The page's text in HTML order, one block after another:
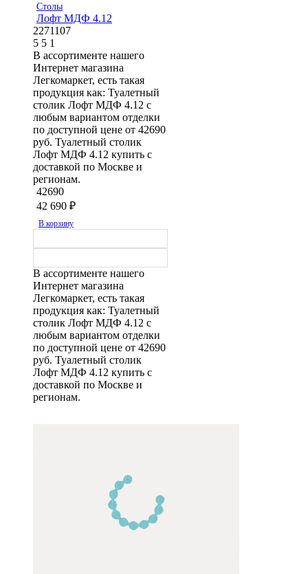
Столы
Лофт МДФ 4.12
2271107
5 5 1
В ассортименте нашего
Интернет магазина
Легкомаркет, есть такая
продукция как: Туалетный
столик Лофт МДФ 4.12 с
любым вариантом отделки
по доступной цене от 42690
руб. Туалетный столик
Лофт МДФ 4.12 купить с
доставкой по Москве и
регионам.
42690
42 690 ₽
В корзину
В ассортименте нашего
Интернет магазина
Легкомаркет, есть такая
продукция как: Туалетный
столик Лофт МДФ 4.12 с
любым вариантом отделки
по доступной цене от 42690
руб. Туалетный столик
Лофт МДФ 4.12 купить с
доставкой по Москве и
регионам.